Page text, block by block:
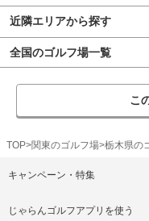
近隣エリアから探す
全国のゴルフ場一覧
こ
TOP 関東のゴルフ場 栃木県の
キャンペーン・特集
じゃらんゴルフアプリを使う